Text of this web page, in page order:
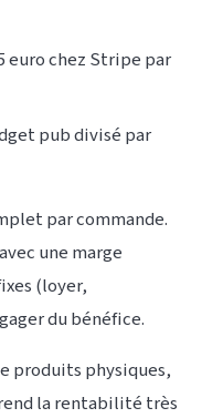
euro chez Stripe par
pub divisé par
par commande.
une marge
(loyer,
du bénéfice.
produits physiques,
la rentabilité très